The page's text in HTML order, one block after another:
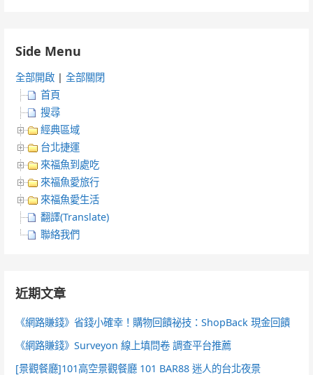
Side Menu
全部開啟 |全部關閉
首頁
搜尋
經典區域
台北捷運
來福魚到處吃
來福魚愛旅行
來福魚愛生活
翻譯(Translate)
聯絡我們
近期文章
《網路賺錢》省錢小確幸！購物回饋祕技：ShopBack 現金回饋
《網路賺錢》Surveyon 線上填問卷 調查平台推薦
[景觀餐廳]101高空景觀餐廳 101 BAR88 迷人的台北夜景